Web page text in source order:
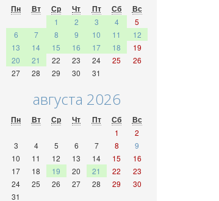
Пн Вт Ср Чт Пт Сб Вс
1 2 3 4
5
6
7 8 9 10 11
12
13
14 15 16 17 18
19
20
21 22 23 24 25
26
27
28 29 30 31
августа 2026
Пн Вт Ср Чт Пт Сб Вс
1
2
3
4 5 6 7 8
9
10
11 12 13 14 15
16
17
18 19 20 21 22
23
24
25 26 27 28 29
30
31